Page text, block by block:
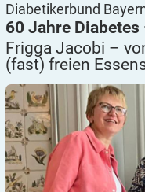
Diabetikerbund
60 Jahre
Frigga Jacobi –
(fast) freien